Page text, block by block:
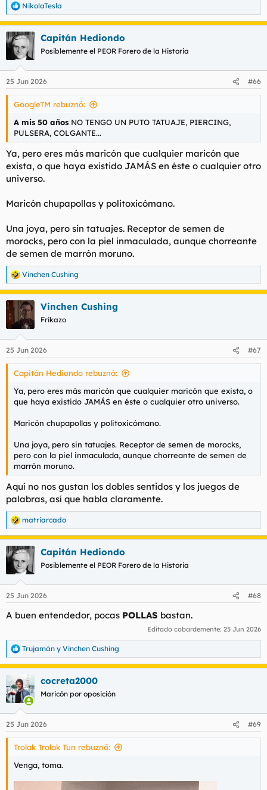
R
e
a
c
c
e
s
NikolaTesla
Capitán Hediondo
Posiblemente el PEOR Forero de la Historia
25 Jun 2026 #66
GoogleTM rebuznó:
A mis 50 años NO TENGO UN PUTO TATUAJE, PIERCING,
PULSERA, COLGANTE...
Ya, pero eres más maricón que cualquier maricón que
exista, o que haya existido JAMÁS en éste o cualquier otro
universo.
Maricón chupapollas y politoxicómano.
Una joya, pero sin tatuajes. Receptor de semen de
morocks, pero con la piel inmaculada, aunque chorreante
de semen de marrón moruno.
R
e
a
c
c
i
e
s
Vinchen Cushing
Vinchen Cushing
Frikazo
25 Jun 2026 #67
Capitán Hediondo rebuznó:
Ya, pero eres más maricón que cualquier maricón que exista, o
que haya existido JAMÁS en éste o cualquier otro universo.
Maricón chupapollas y politoxicómano.
Una joya, pero sin tatuajes. Receptor de semen de morocks,
pero con la piel inmaculada, aunque chorreante de semen de
marrón moruno.
Aquí no nos gustan los dobles sentidos y los juegos de
palabras, así que habla claramente.
R
e
a
c
c
e
:
matriarcado
Capitán Hediondo
Posiblemente el PEOR Forero de la Historia
25 Jun 2026 #68
A buen entendedor, pocas POLLAS bastan.
Editado cobardemente: 25 Jun 2026
R
e
a
c
c
i
e
s
Trujamán y Vinchen Cushing
cocreta2000
Maricón por oposición
25 Jun 2026 #69
Trolak Trolak Tun rebuznó:
Venga, toma.